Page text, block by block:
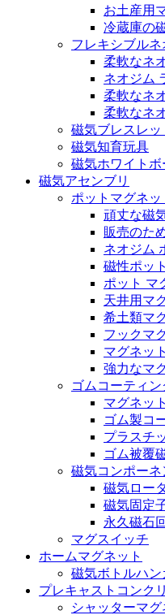
お土産用
冷蔵庫の
フレキシブル
柔軟なネ
ネオジム
柔軟なネ
柔軟なネ
磁気ブレスレッ
磁気知育玩具
磁気ホワイトボ
磁気アセンブリ
ポットマグネッ
頑丈な磁
販売のた
ネオジム
磁性ポット
ポット マ
天井用マ
希土類マ
フックマ
マグネッ
強力なマ
ゴムコーティ
マグネッ
ゴム製コ
プラスチ
ゴム被覆
磁気コンポーネ
磁気ロー
磁気固定
永久磁石
マグスイッチ
ホームマグネット
磁気ボトルハ
プレキャストコンク
シャッターマグ